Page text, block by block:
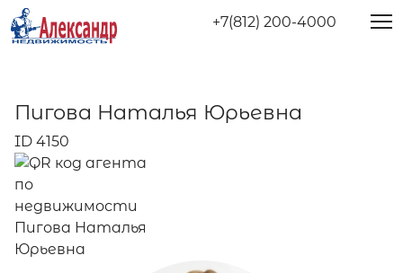
+7(812) 200-4000
Пигова Наталья Юрьевна
ID 4150